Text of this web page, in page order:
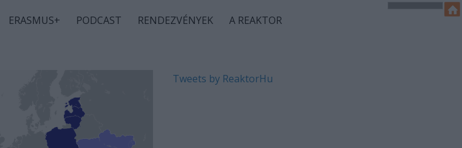
ERASMUS+ PODCAST RENDEZVÉNYEK A REAKTOR
Tweets by ReaktorHu